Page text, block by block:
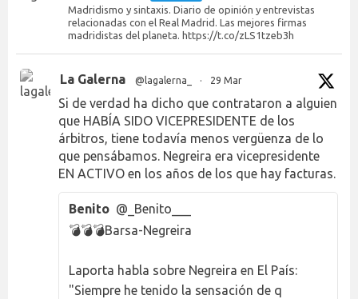
Madridismo y sintaxis. Diario de opinión y entrevistas
relacionadas con el Real Madrid. Las mejores firmas
madridistas del planeta. https://t.co/zLS1tzeb3h
La Galerna @lagalerna_ · 29 Mar
Si de verdad ha dicho que contrataron a alguien
que HABÍA SIDO VICEPRESIDENTE de los
árbitros, tiene todavía menos vergüenza de lo
que pensábamos. Negreira era vicepresidente
EN ACTIVO en los años de los que hay facturas.
Benito @_Benito___
💣💣💣Barsa-Negreira
Laporta habla sobre Negreira en El País:
"Siempre he tenido la sensación de q